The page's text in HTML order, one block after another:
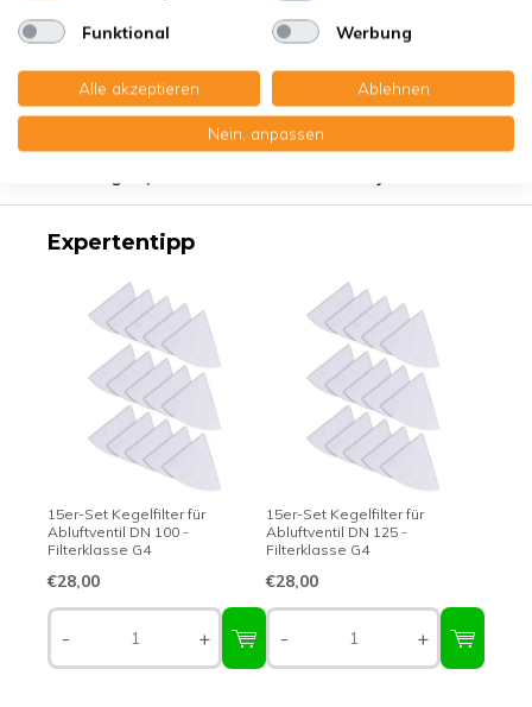
Produktbeschreibung
Expertentipp
15er-Set Kegelfilter für
Abluftventil DN 100 -
Filterklasse G4
€28,00
- +
15er-Set Kegelfilter für
Abluftventil DN 125 -
Filterklasse G4
€28,00
- +
Funktional Werbung
Alle akzeptieren Ablehnen
Nein, anpassen